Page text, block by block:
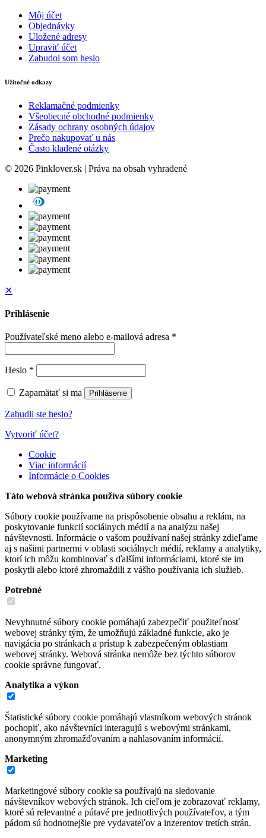
Môj účet
Objednávky
Uložené adresy
Upraviť účet
Zabudol som heslo
Užitočné odkazy
Reklamačné podmienky
Všeobecné obchodné podmienky
Zásady ochrany osobných údajov
Prečo nakupovať u nás
Často kladené otázky
© 2026 Pinklover.sk | Práva na obsah vyhradené
✕
Prihlásenie
Používateľské meno alebo e-mailová adresa *
Heslo *
Zapamätať si ma Prihlásenie
Zabudli ste heslo?
Vytvoriť účet?
Cookie
Viac informácií
Informácie o Cookies
Táto webová stránka používa súbory cookie
Súbory cookie používame na prispôsobenie obsahu a reklám, na
poskytovanie funkcií sociálnych médií a na analýzu našej
návštevnosti. Informácie o vašom používaní našej stránky zdieľame
aj s našimi partnermi v oblasti sociálnych médií, reklamy a analytiky,
ktorí ich môžu kombinovať s ďalšími informáciami, ktoré ste im
poskytli alebo ktoré zhromaždili z vášho používania ich služieb.
Potrebné
Nevyhnutné súbory cookie pomáhajú zabezpečiť použiteľnosť
webovej stránky tým, že umožňujú základné funkcie, ako je
navigácia po stránkach a prístup k zabezpečeným oblastiam
webovej stránky. Webová stránka nemôže bez týchto súborov
cookie správne fungovať.
Analytika a výkon
Štatistické súbory cookie pomáhajú vlastníkom webových stránok
pochopiť, ako návštevníci interagujú s webovými stránkami,
anonymným zhromažďovaním a nahlasovaním informácií.
Marketing
Marketingové súbory cookie sa používajú na sledovanie
návštevníkov webových stránok. Ich cieľom je zobrazovať reklamy,
ktoré sú relevantné a pútavé pre jednotlivých používateľov, a tým
pádom sú hodnotnejšie pre vydavateľov a inzerentov tretích strán.